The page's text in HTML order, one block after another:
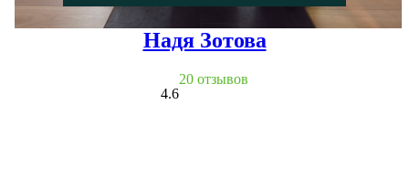
Надя Зотова
4.6
20 отзывов